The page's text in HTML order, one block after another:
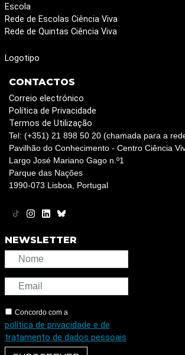
Escola
Rede de Escolas Ciência Viva
Rede de Quintas Ciência Viva
Logotipo
CONTACTOS
Correio electrónico
Política de Privacidade
Termos de Utilização
Tel: (+351) 21 898 50 20 (chamada para a
Pavilhão do Conhecimento - Centro Ciência
Largo José Mariano Gago n.º1
Parque das Nações
1990-073 Lisboa, Portugal
NEWSLETTER
Concordo com a
política de privacidade e de
tratamento de dados pessoais